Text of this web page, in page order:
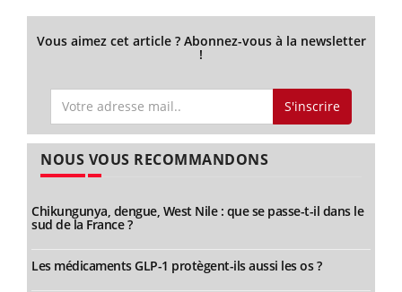
Vous aimez cet article ? Abonnez-vous à la newsletter
!
S'inscrire
NOUS VOUS RECOMMANDONS
Chikungunya, dengue, West Nile : que se passe-t-il dans le
sud de la France ?
Les médicaments GLP-1 protègent-ils aussi les os ?